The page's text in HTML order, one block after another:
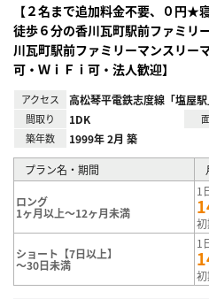
【２名まで追加料金不要、０円★
徒歩６分の香川瓦町駅前ファミリ
川瓦町駅前ファミリーマンスリー
可・ＷｉＦｉ可・法人歓迎】
アクセス 高松琴平電鉄志度線「塩屋駅
間取り 1DK
築年数 1999年 2月 築
プラン名・期間
ロング
1ヶ月以上～12ヶ月未満
1
ショート【7日以上】
～30日未満
1